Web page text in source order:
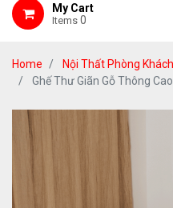
My Cart
Items 0
Home Nội Thất Phòng Khách
Ghế Thư Giãn Gỗ Thông